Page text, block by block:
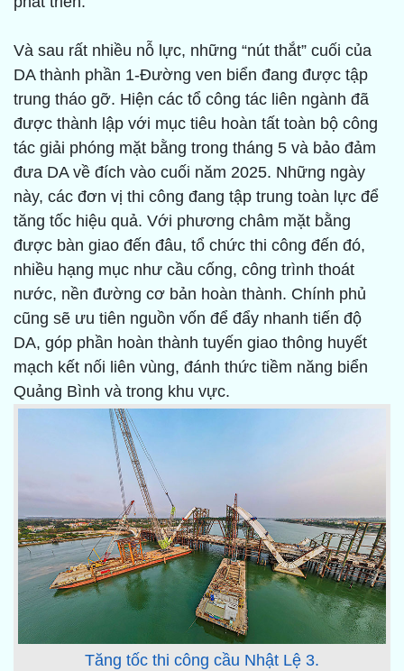
Và sau rất nhiều nỗ lực, những “nút thắt” cuối của
DA thành phần 1-Đường ven biển đang được tập
trung tháo gỡ. Hiện các tổ công tác liên ngành đã
được thành lập với mục tiêu hoàn tất toàn bộ công
tác giải phóng mặt bằng trong tháng 5 và bảo đảm
đưa DA về đích vào cuối năm 2025. Những ngày
này, các đơn vị thi công đang tập trung toàn lực để
tăng tốc hiệu quả. Với phương châm mặt bằng
được bàn giao đến đâu, tổ chức thi công đến đó,
nhiều hạng mục như cầu cống, công trình thoát
nước, nền đường cơ bản hoàn thành. Chính phủ
cũng sẽ ưu tiên nguồn vốn để đẩy nhanh tiến độ
DA, góp phần hoàn thành tuyến giao thông huyết
mạch kết nối liên vùng, đánh thức tiềm năng biển
Quảng Bình và trong khu vực.
Tăng tốc thi công cầu Nhật Lệ 3.